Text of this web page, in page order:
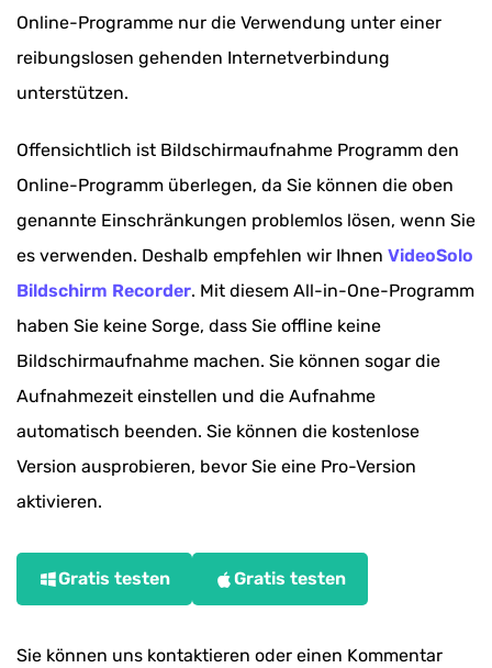
Online-Programme nur die Verwendung unter einer
reibungslosen gehenden Internetverbindung
unterstützen.
Offensichtlich ist Bildschirmaufnahme Programm den
Online-Programm überlegen, da Sie können die oben
genannte Einschränkungen problemlos lösen, wenn Sie
es verwenden. Deshalb empfehlen wir Ihnen VideoSolo
Bildschirm Recorder. Mit diesem All-in-One-Programm
haben Sie keine Sorge, dass Sie offline keine
Bildschirmaufnahme machen. Sie können sogar die
Aufnahmezeit einstellen und die Aufnahme
automatisch beenden. Sie können die kostenlose
Version ausprobieren, bevor Sie eine Pro-Version
aktivieren.
Gratis testen Gratis testen
Sie können uns kontaktieren oder einen Kommentar